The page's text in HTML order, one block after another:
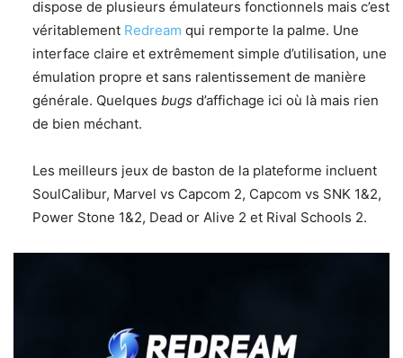
dispose de plusieurs émulateurs fonctionnels mais c’est
véritablement Redream qui remporte la palme. Une
interface claire et extrêmement simple d’utilisation, une
émulation propre et sans ralentissement de manière
générale. Quelques bugs d’affichage ici où là mais rien
de bien méchant.
Les meilleurs jeux de baston de la plateforme incluent
SoulCalibur, Marvel vs Capcom 2, Capcom vs SNK 1&2,
Power Stone 1&2, Dead or Alive 2 et Rival Schools 2.